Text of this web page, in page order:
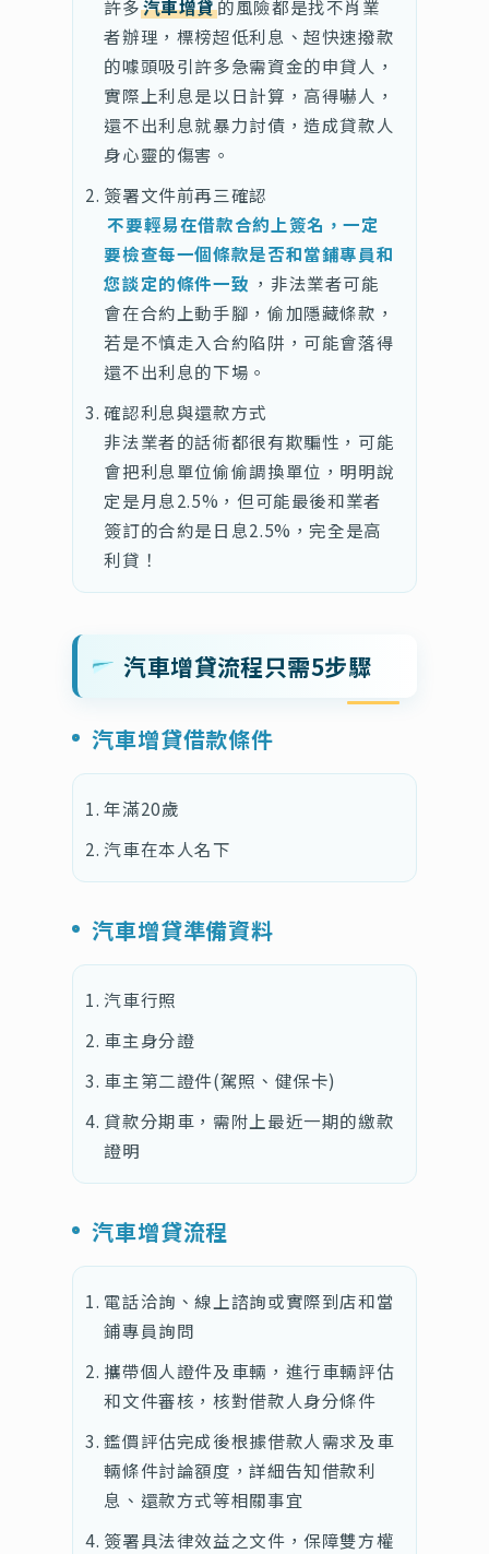
許多汽車增貸的風險都是找不肖業
者辦理，標榜超低利息、超快速撥款
的噱頭吸引許多急需資金的申貸人，
實際上利息是以日計算，高得嚇人，
還不出利息就暴力討債，造成貸款人
身心靈的傷害。
簽署文件前再三確認
不要輕易在借款合約上簽名，一定
要檢查每一個條款是否和當鋪專員和
您談定的條件一致 ，非法業者可能
會在合約上動手腳，偷加隱藏條款，
若是不慎走入合約陷阱，可能會落得
還不出利息的下場。
確認利息與還款方式
非法業者的話術都很有欺騙性，可能
會把利息單位偷偷調換單位，明明說
定是月息2.5%，但可能最後和業者
簽訂的合約是日息2.5%，完全是高
利貸！
汽車增貸流程只需5步驟
汽車增貸借款條件
年滿20歲
汽車在本人名下
汽車增貸準備資料
汽車行照
車主身分證
車主第二證件(駕照、健保卡)
貸款分期車，需附上最近一期的繳款
證明
汽車增貸流程
電話洽詢、線上諮詢或實際到店和當
鋪專員詢問
攜帶個人證件及車輛，進行車輛評估
和文件審核，核對借款人身分條件
鑑價評估完成後根據借款人需求及車
輛條件討論額度，詳細告知借款利
息、還款方式等相關事宜
簽署具法律效益之文件，保障雙方權